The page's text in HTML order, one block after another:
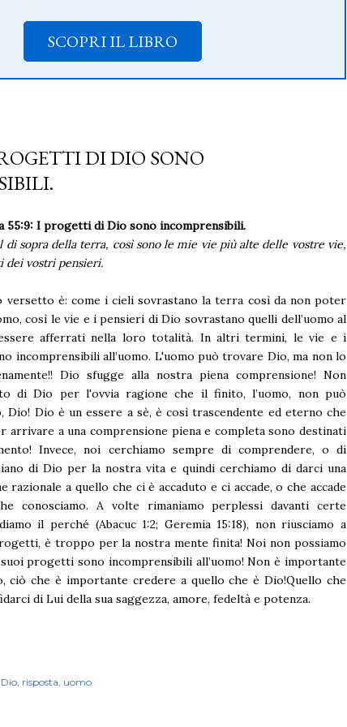
SCOPRI IL LIBRO
DI DIO SONO
55:9: I progetti di Dio sono incomprensibili.
di sopra della terra, così sono le mie vie più alte delle vostre vie,
dei vostri pensieri.
versetto è: come i cieli sovrastano la terra così da non poter
così le vie e i pensieri di Dio sovrastano quelli dell’uomo al
afferrati nella loro totalità. In altri termini, le vie e i
incomprensibili all’uomo. L'uomo può trovare Dio, ma non lo
Dio sfugge alla nostra piena comprensione! Non
di Dio per l'ovvia ragione che il finito, l’uomo, non può
Dio! Dio è un essere a sè, è così trascendente ed eterno che
a una comprensione piena e completa sono destinati
Invece, noi cerchiamo sempre di comprendere, o di
di Dio per la nostra vita e quindi cerchiamo di darci una
razionale a quello che ci è accaduto e ci accade, o che accade
conosciamo. A volte rimaniamo perplessi davanti certe
il perché (Abacuc 1:2; Geremia 15:18), non riusciamo a
è troppo per la nostra mente finita! Noi non possiamo
progetti sono incomprensibili all’uomo! Non è importante
ciò che è importante credere a quello che è Dio!Quello che
di Lui della sua saggezza, amore, fedeltà e potenza.
risposta uomo